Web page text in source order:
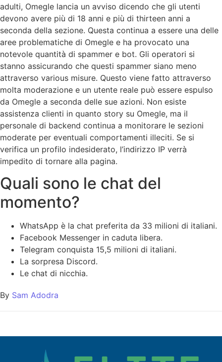
adulti, Omegle lancia un avviso dicendo che gli utenti
devono avere più di 18 anni e più di thirteen anni a
seconda della sezione. Questa continua a essere una delle
aree problematiche di Omegle e ha provocato una
notevole quantità di spammer e bot. Gli operatori si
stanno assicurando che questi spammer siano meno
attraverso various misure. Questo viene fatto attraverso
molta moderazione e un utente reale può essere espulso
da Omegle a seconda delle sue azioni. Non esiste
assistenza clienti in quanto story su Omegle, ma il
personale di backend continua a monitorare le sezioni
moderate per eventuali comportamenti illeciti. Se si
verifica un profilo indesiderato, l’indirizzo IP verrà
impedito di tornare alla pagina.
Quali sono le chat del
momento?
WhatsApp è la chat preferita da 33 milioni di italiani.
Facebook Messenger in caduta libera.
Telegram conquista 15,5 milioni di italiani.
La sorpresa Discord.
Le chat di nicchia.
By Sam Adodra